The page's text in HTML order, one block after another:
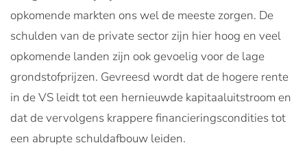
opkomende markten ons wel de meeste zorgen. De
schulden van de private sector zijn hier hoog en veel
opkomende landen zijn ook gevoelig voor de lage
grondstofprijzen. Gevreesd wordt dat de hogere rente
in de VS leidt tot een hernieuwde kapitaaluitstroom en
dat de vervolgens krappere financieringscondities tot
een abrupte schuldafbouw leiden.